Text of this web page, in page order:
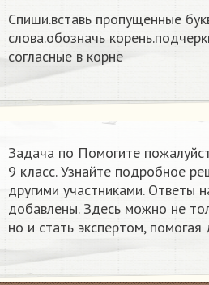
Спиши.вставь пропущенные
слова.обозначь
согласные в корне
Задача по Помогите
9 класс. Узнайте подробное
другими участниками. Ответы
добавлены. Здесь можно не
но и стать экспертом, помогая